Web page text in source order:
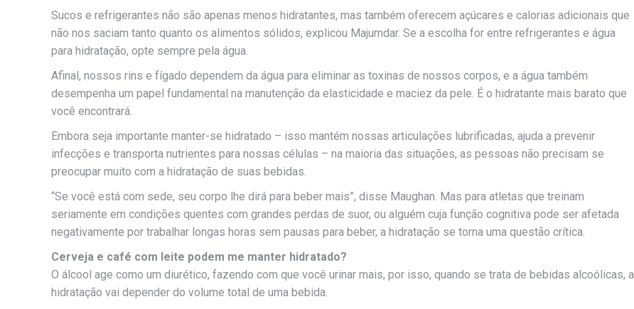
Sucos e refrigerantes não são apenas menos hidratantes, mas também oferecem açúcares e calorias adicionais que
não nos saciam tanto quanto os alimentos sólidos, explicou Majumdar. Se a escolha for entre refrigerantes e água
para hidratação, opte sempre pela água.
Afinal, nossos rins e fígado dependem da água para eliminar as toxinas de nossos corpos, e a água também
desempenha um papel fundamental na manutenção da elasticidade e maciez da pele. É o hidratante mais barato que
você encontrará.
Embora seja importante manter-se hidratado – isso mantém nossas articulações lubrificadas, ajuda a prevenir
infecções e transporta nutrientes para nossas células – na maioria das situações, as pessoas não precisam se
preocupar muito com a hidratação de suas bebidas.
“Se você está com sede, seu corpo lhe dirá para beber mais”, disse Maughan. Mas para atletas que treinam
seriamente em condições quentes com grandes perdas de suor, ou alguém cuja função cognitiva pode ser afetada
negativamente por trabalhar longas horas sem pausas para beber, a hidratação se torna uma questão crítica.
Cerveja e café com leite podem me manter hidratado?
O álcool age como um diurético, fazendo com que você urinar mais, por isso, quando se trata de bebidas alcoólicas, a
hidratação vai depender do volume total de uma bebida.